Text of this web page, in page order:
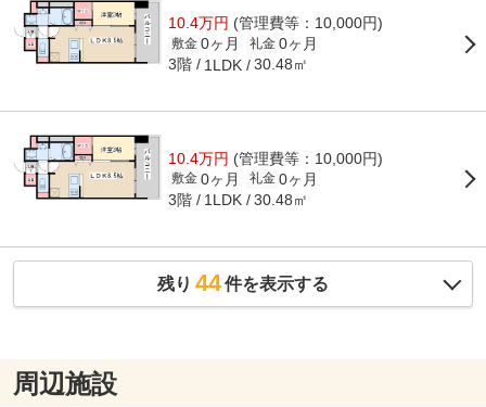
10.4万円 (管理費等：10,000円)
敷金 0ヶ月 礼金 0ヶ月
3階 1LDK 30.48㎡
10.4万円 (管理費等：10,000円)
敷金 0ヶ月 礼金 0ヶ月
3階 1LDK 30.48㎡
残り 44件を表示する
周辺施設